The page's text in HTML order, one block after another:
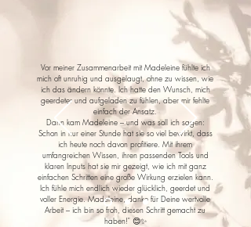
Vor meiner Zusammenarbeit mit Madeleine fühlte ich
mich oft unruhig und ausgelaugt, ohne zu wissen, wie
ich das ändern könnte. Ich hatte den Wunsch, mich
geerdeter und aufgeladen zu fühlen, aber mir fehlte
einfach der Ansatz.
Dann kam Madeleine – und was soll ich sagen:
Schon in nur einer Stunde hat sie so viel bewirkt, dass
ich heute noch davon profitiere. Mit ihrem
umfangreichen Wissen, ihren passenden Tools und
klaren Inputs hat sie mir gezeigt, wie ich mit ganz
einfachen Schritten eine große Wirkung erzielen kann.
Ich fühle mich endlich wieder glücklich, geerdet und
voller Energie. Madeleine, danke für Deine wertvolle
Arbeit – ich bin so froh, diesen Schritt gemacht zu
haben!" 😊✨